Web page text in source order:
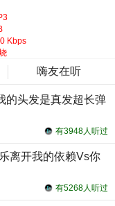
Kbps
嗨友在听
的头发是真发超长弹
有3948人听过
离开我的依赖Vs你
有5268人听过